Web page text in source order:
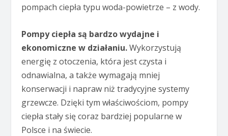
pompach ciepła typu woda-powietrze – z wody.
Pompy ciepła są bardzo wydajne i
ekonomiczne w działaniu.Wykorzystują
energię z otoczenia, która jest czysta i
odnawialna, a także wymagają mniej
konserwacji i napraw niż tradycyjne systemy
grzewcze. Dzięki tym właściwościom, pompy
ciepła stały się coraz bardziej popularne w
Polsce i na świecie.